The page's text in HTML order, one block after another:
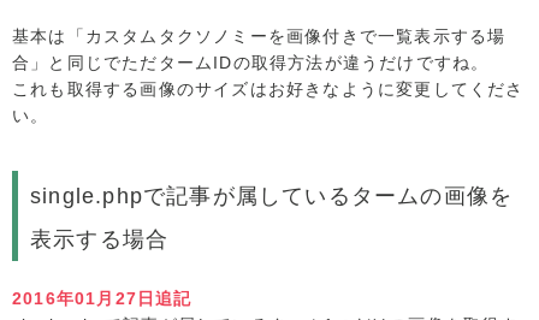
基本は「カスタムタクソノミーを画像付きで一覧表示する場
合」と同じでただタームIDの取得方法が違うだけですね。
これも取得する画像のサイズはお好きなように変更してくださ
い。
single.phpで記事が属しているタームの画像を
表示する場合
2016年01月27日追記